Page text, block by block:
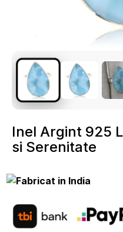
Inel Argint 925
si Serenitate